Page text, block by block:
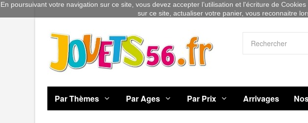
Par Thèmes Par Ages Par Prix Arrivages
En poursuivant votre navigation sur ce site, vous devez accepter l’utilisation et l'écriture de
sur ce site, actualiser votre panier, vous reconnaitre